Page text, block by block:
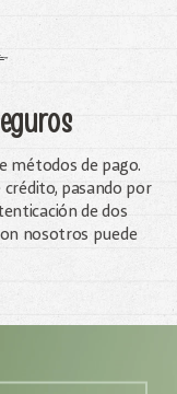
métodos de pago.
pasando por
de dos
nosotros puede